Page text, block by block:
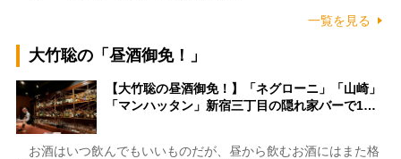
一覧を見る
大竹聡の「昼酒御免！」
【大竹聡の昼酒御免！】「ネグローニ」「山崎」
「マンハッタン」新宿三丁目の隠れ家バーで1…
お酒はいつ飲んでもいいものだが、昼から飲むお酒にはまた格